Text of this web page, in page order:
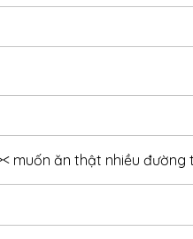
09/08/2022
09/08/2022
muốn ăn thật nhiều đường